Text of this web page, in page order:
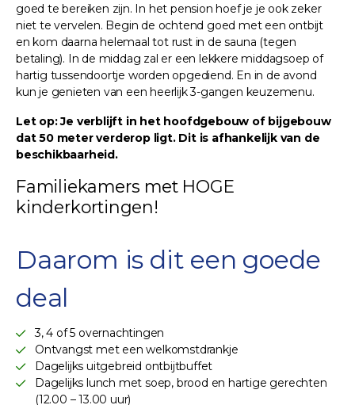
goed te bereiken zijn. In het pension hoef je je ook zeker
niet te vervelen. Begin de ochtend goed met een ontbijt
en kom daarna helemaal tot rust in de sauna (tegen
betaling). In de middag zal er een lekkere middagsoep of
hartig tussendoortje worden opgediend. En in de avond
kun je genieten van een heerlijk 3-gangen keuzemenu.
Let op: Je verblijft in het hoofdgebouw of bijgebouw
dat 50 meter verderop ligt. Dit is afhankelijk van de
beschikbaarheid.
Familiekamers met HOGE
kinderkortingen!
Daarom is dit een goede
deal
3, 4 of 5 overnachtingen
Ontvangst met een welkomstdrankje
Dagelijks uitgebreid ontbijtbuffet
Dagelijks lunch met soep, brood en hartige gerechten
(12.00 – 13.00 uur)